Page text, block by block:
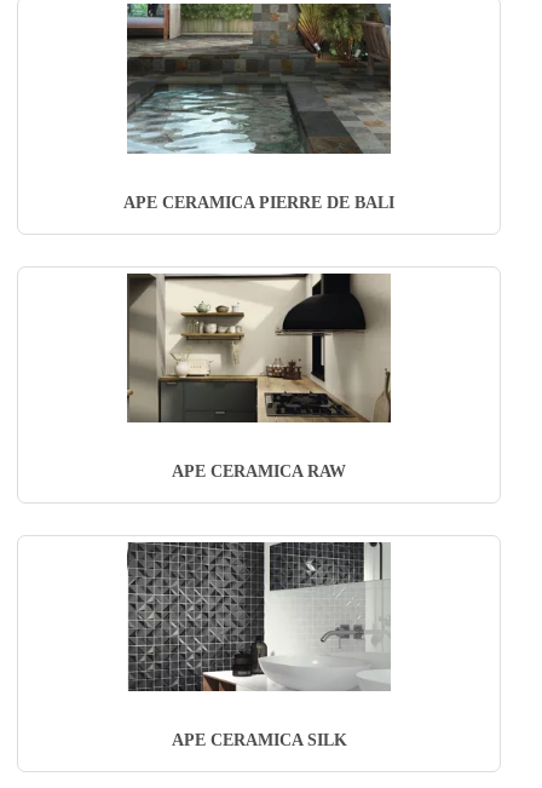
APE CERAMICA PIERRE DE BALI
APE CERAMICA RAW
APE CERAMICA SILK